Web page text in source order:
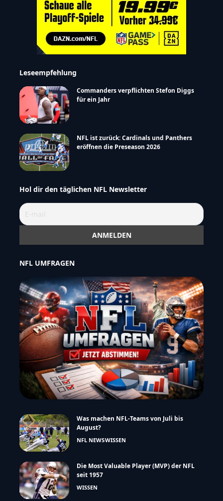
Leseempfehlung
Commanders verpflichten Stefon Diggs
für ein Jahr
NFL ist zurück: Cardinals und Panthers
eröffnen die Preseason 2026
Hol dir den täglichen NFL Newsletter
NFL UMFRAGEN
Was machen NFL-Teams von Juli bis
August?
NFL NEWSWISSEN
Die Most Valuable Player (MVP) der NFL
seit 1957
WISSEN